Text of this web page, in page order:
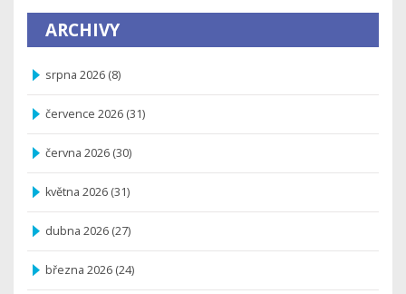
ARCHIVY
srpna 2026 (8)
července 2026 (31)
června 2026 (30)
května 2026 (31)
dubna 2026 (27)
března 2026 (24)